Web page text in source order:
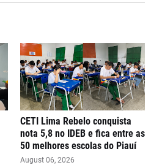
CETI Lima Rebelo conquista
nota 5,8 no IDEB e fica entre as
50 melhores escolas do Piauí
August 06, 2026